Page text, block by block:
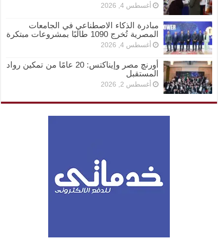
أغسطس 4, 2026
مبادرة الذكاء الاصطناعي في الجامعات
المصرية تُخرج 1090 طالبًا بمشروعات مبتكرة
أغسطس 4, 2026
أورنچ مصر وإيناكتس: 20 عامًا من تمكين رواد
المستقبل
أغسطس 2, 2026